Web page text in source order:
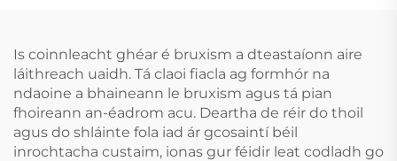
Réiteach do
Róncaíocht Gléas Anti-
Roncach Tape Béal
Dathdhúbailte do
MMA, Boxáil
Is coinnleacht ghéar é bruxism a dteastaíonn aire
láithreach uaidh. Tá claoi fiacla ag formhór na
ndaoine a bhaineann le bruxism agus tá pian
fhoireann an-éadrom acu. Deartha de réir do thoil
agus do shláinte fola iad ár gcosaintí béil
inrochtacha custaim, ionas gur féidir leat codladh go